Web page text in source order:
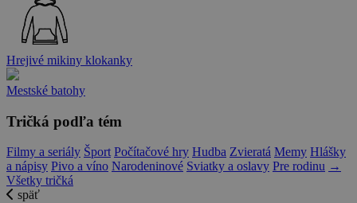
Hrejivé mikiny klokanky
Mestské batohy
Tričká podľa tém
Filmy a seriály Šport Počítačové hry Hudba Zvieratá Memy Hlášky
a nápisy Pivo a víno Narodeninové Sviatky a oslavy Pre rodinu →
Všetky tričká
späť